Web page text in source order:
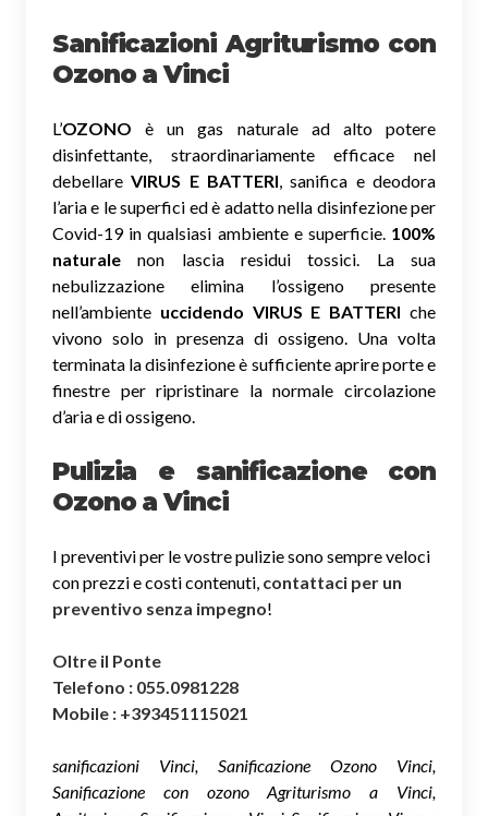
Sanificazioni Agriturismo con
Ozonoa Vinci
L’OZONO è un gas naturale ad alto potere
disinfettante, straordinariamente efficace nel
debellareVIRUS E BATTERI, sanifica e deodora
l’aria e le superfici ed è adatto nella disinfezione per
Covid-19 in qualsiasi ambiente e superficie. 100%
naturale non lascia residui tossici. La sua
nebulizzazione elimina l’ossigeno presente
nell’ambiente uccidendo VIRUS E BATTERI che
vivono solo in presenza di ossigeno. Una volta
terminata la disinfezione è sufficiente aprire porte e
finestre per ripristinare la normale circolazione
d’aria e di ossigeno.
Pulizia e sanificazione con
Ozono a Vinci
I preventivi per le vostre pulizie sono sempre veloci
con prezzi e costi contenuti, contattaci per un
preventivo senza impegno!
Oltre il Ponte
Telefono : 055.0981228
Mobile : +393451115021
sanificazioni Vinci, Sanificazione Ozono Vinci,
Sanificazione con ozono Agriturismo a Vinci,